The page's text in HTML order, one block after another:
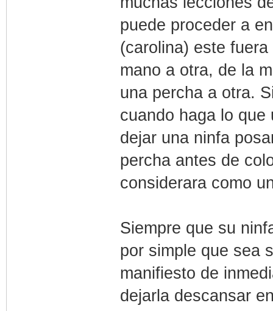
puede proceder a
(carolina) este
mano a otra, de la
una percha a otra.
cuando haga lo que
dejar una ninfa
percha antes de
considerara como
Siempre que su
por simple que sea
manifiesto de
dejarla descansar